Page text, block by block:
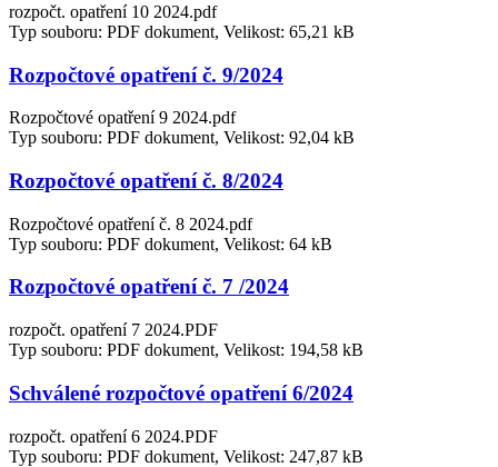
rozpočt. opatření 10 2024.pdf
Typ souboru: PDF dokument, Velikost: 65,21 kB
Rozpočtové opatření č. 9/2024
Rozpočtové opatření 9 2024.pdf
Typ souboru: PDF dokument, Velikost: 92,04 kB
Rozpočtové opatření č. 8/2024
Rozpočtové opatření č. 8 2024.pdf
Typ souboru: PDF dokument, Velikost: 64 kB
Rozpočtové opatření č. 7 /2024
rozpočt. opatření 7 2024.PDF
Typ souboru: PDF dokument, Velikost: 194,58 kB
Schválené rozpočtové opatření 6/2024
rozpočt. opatření 6 2024.PDF
Typ souboru: PDF dokument, Velikost: 247,87 kB